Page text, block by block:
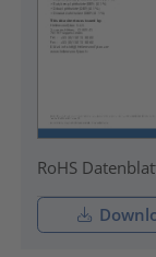
RoHS